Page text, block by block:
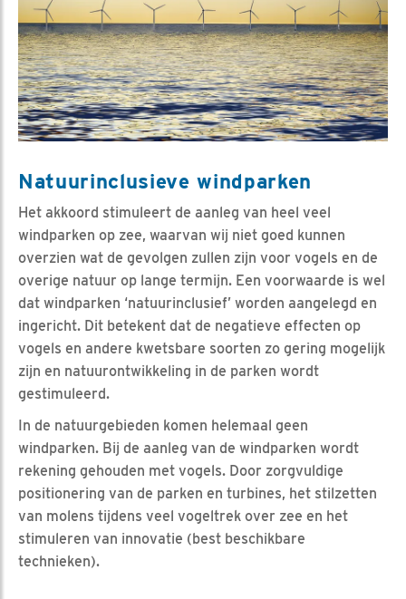
Natuurinclusieve windparken
Het akkoord stimuleert de aanleg van heel veel
windparken op zee, waarvan wij niet goed kunnen
overzien wat de gevolgen zullen zijn voor vogels en de
overige natuur op lange termijn. Een voorwaarde is wel
dat windparken ‘natuurinclusief’ worden aangelegd en
ingericht. Dit betekent dat de negatieve effecten op
vogels en andere kwetsbare soorten zo gering mogelijk
zijn en natuurontwikkeling in de parken wordt
gestimuleerd.
In de natuurgebieden komen helemaal geen
windparken. Bij de aanleg van de windparken wordt
rekening gehouden met vogels. Door zorgvuldige
positionering van de parken en turbines, het stilzetten
van molens tijdens veel vogeltrek over zee en het
stimuleren van innovatie (best beschikbare
technieken).